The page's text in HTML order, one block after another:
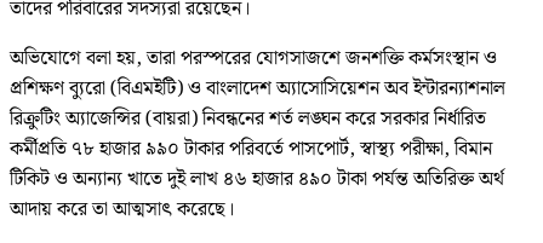
তাদের পরিবারের সদস্যরা রয়েছেন।
অভিযোগে বলা হয়, তারা পরস্পরের যোগসাজশে জনশক্তি কর্মসংস্থান ও
প্রশিক্ষণ ব্যুরো (বিএমইটি) ও বাংলাদেশ অ্যাসোসিয়েশন অব ইন্টারন্যাশনাল
রিক্রুটিং অ্যাজেন্সির (বায়রা) নিবন্ধনের শর্ত লঙ্ঘন করে সরকার নির্ধারিত
কর্মীপ্রতি ৭৮ হাজার ৯৯০ টাকার পরিবর্তে পাসপোর্ট, স্বাস্থ্য পরীক্ষা, বিমান
টিকিট ও অন্যান্য খাতে দুই লাখ ৪৬ হাজার ৪৯০ টাকা পর্যন্ত অতিরিক্ত অর্থ
আদায় করে তা আত্মসাৎ করেছে।